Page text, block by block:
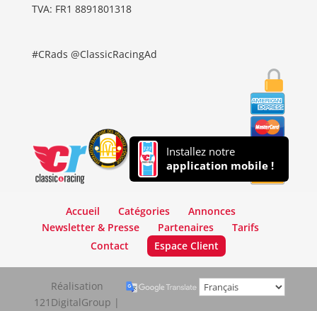
TVA: FR1 8891801318
#CRads @ClassicRacingAd
Installez notre
application mobile !
Accueil Catégories
Annonces
Newsletter & Presse
Partenaires
Tarifs
Contact
Espace Client
Réalisation
121DigitalGroup |